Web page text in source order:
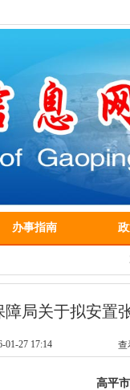
办事指南
局关于拟安置
01-27 17:14 查
高平